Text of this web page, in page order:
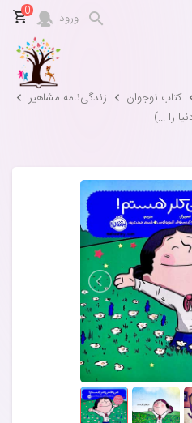
ورود 0
کتاب نوجوان
زندگی‌نامه‌ مشاهیر
را ...)